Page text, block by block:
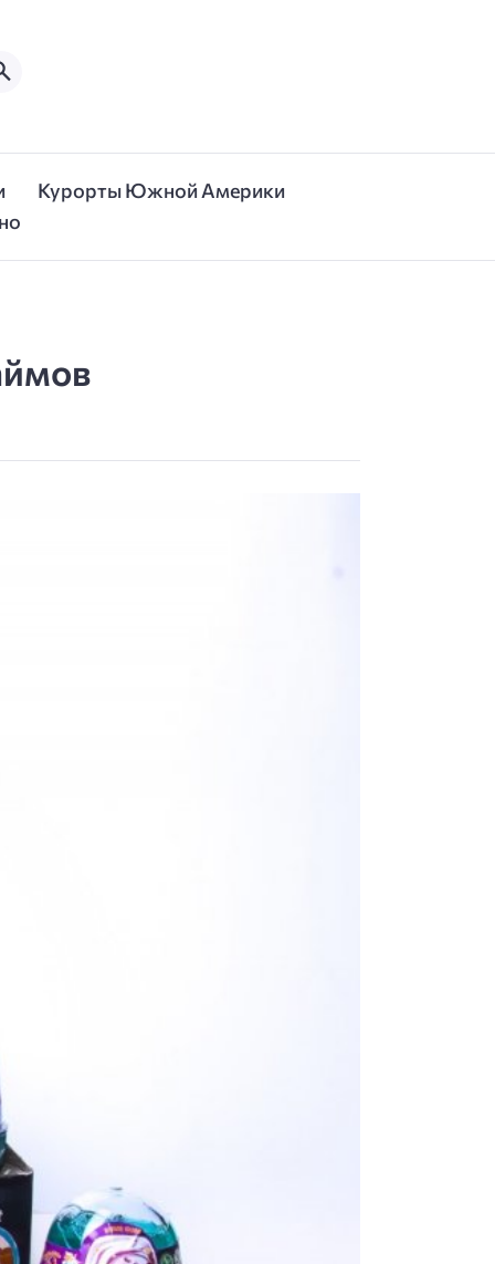
Курорты Южной Америки